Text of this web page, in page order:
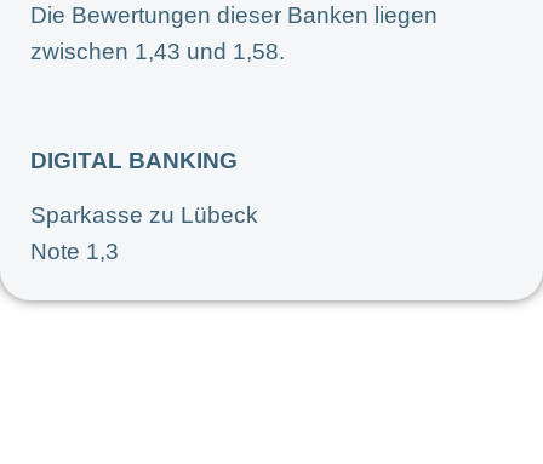
Die Bewertungen dieser Banken liegen
zwischen 1,43 und 1,58.
DIGITAL BANKING
Sparkasse zu Lübeck
Note 1,3